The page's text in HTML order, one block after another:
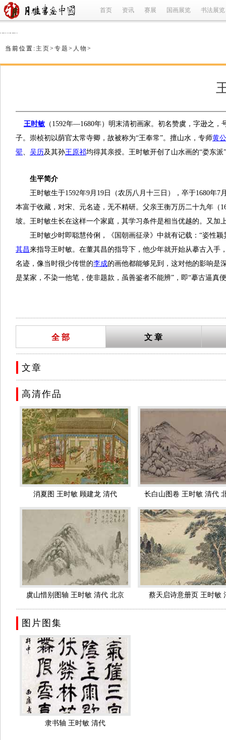
首页 资讯 赛展 国画展览 书法展览
refused
当前位置: 主页> 专题 > 人物 >
王时敏 （ 1592年—1680年）明末清初画家。初名赞虞，字逊之，
子。崇桢初以荫官太常寺卿，故被称为“王奉常”。擅山水，专师黄
翚、 吴历及其孙王原祁均得其亲授。王时敏开创了山水画的“娄东派
生平简介
王时敏生于1592年9月 19 日（农历八月十三日），卒于1680年7
本富于收藏，对宋、元名迹，无不精研。父亲王衡万历二十九年（
坡。王时敏生长在这样一个家庭，其学习条件是相当优越的。又
王时敏少时即聪慧伶俐，《国朝画征录》中就有记载：“姿性
其昌来指导王时敏。在董其昌的指导下，他少年就开始从摹古入
名迹，像当时很少传世的李成的画他都能够见到，这对他的影响是
是某家，不染一他笔，使非题款，虽善鉴者不能辨”，即“摹古逼真
根据当时规定，由于祖先功劳显赫，子孙可不经科考而继承之
庙祭祀礼乐），仍兼管尚宝司事。曾奉命至山东、湖广、江西、
集大成者、江北收藏大家睢阳袁枢（大司马袁可立子）尤为推重
祖，故使荆、关，董、巨真名迹归其家。”（清
画，且着力培养子孙辈之学业。其膝下九子，多在清廷为官，八
士后，深得康熙喜爱，入值南书房，充《佩文斋书画谱》总裁，主
清史文载
王时敏，字逊之，号烟客，江南太仓人，明大学士锡爵孙。
时所重。明季画学，董其昌有开继之功，时敏少时亲炙，得其真
契，暮年益臻神化。爱才若渴，四方工画者踵接於门，得其指授
王时敏在董其昌的指导下，自幼走上了摹古的道路，并且在
他力追古法，刻意师古，作画无一不得古人精髓。王时敏师古人
时敏师古人笔法时，更严谨、更认真、更规矩，相对来说作的画
致。他的《山水》扇面虽是临古之作，但又能集众家所长，浑然一
画道衰，古法渐湮，人多自出新意，谬种流传，遂至邪诡不可救
王时敏早年多临摹古画，均按宋元古画原迹临写而成，笔墨
图轴》，现存上海博物馆，干笔湿笔互用，兼施以醇厚的墨色，用
《仙山楼阁轴》，
老而又清润的艺术特色。
个人影响
王时敏的传世作品有《仿山樵山水图》、《层峦叠嶂图》、
等。王时敏兼工隶书，榜书亦负盛名。清朝王时敏的出现，为“娄
局、运笔、色彩、线条等方面都达到了登峰造极的地步，在中国
整个清朝画坛占有统治地位，影响深远，为后人宗仰。后人把他
全 部 文 章
文章
高清作品
消夏图 王时敏 顾建龙 清代
长白山图卷 王时敏 清代
宫最清晰
虞山惜别图轴 王时敏 清代 北京
故宫最清
蔡天启诗意册页 王时敏
端午图 王时敏 清代
图片图集
隶书轴 王时敏 清代